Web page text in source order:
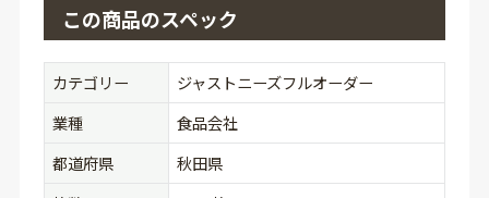
この商品のスペック
カテゴリー
ジャストニーズフルオーダー
業種
食品会社
都道府県
秋田県